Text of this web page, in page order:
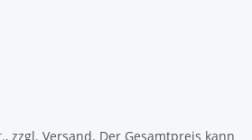
zzgl. Versand. Der Gesamtpreis kann